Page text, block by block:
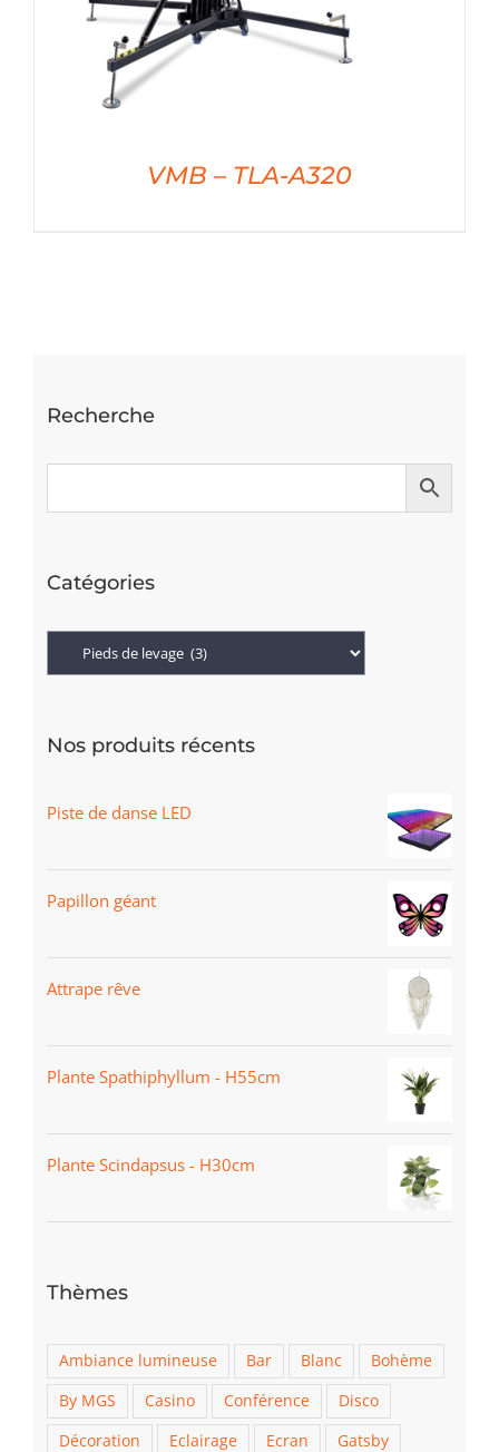
VMB – TLA-A320
Recherche
Catégories
Nos produits récents
Piste de danse LED
Papillon géant
Attrape rêve
Plante Spathiphyllum - H55cm
Plante Scindapsus - H30cm
Thèmes
Ambiance lumineuse Bar Blanc
Bohème
By MGS
Casino Conférence
Disco
Décoration
Eclairage Ecran
Gatsby